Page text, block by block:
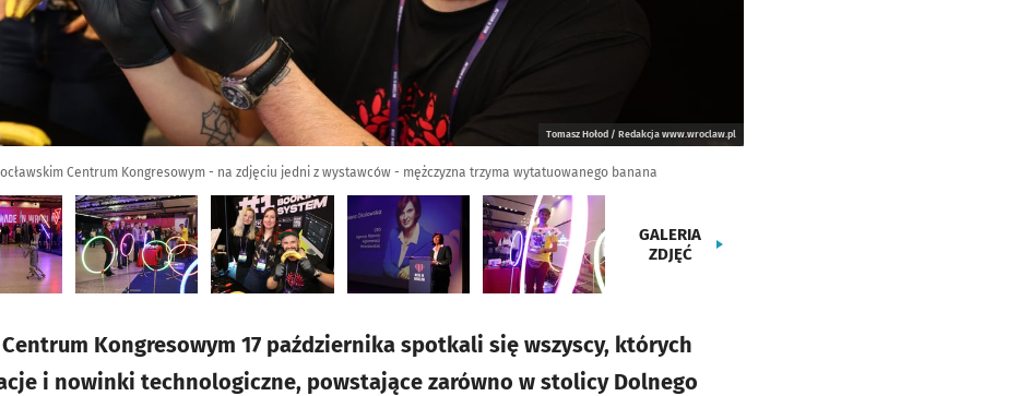
Tomasz Hołod / Redakcja www.wroclaw.pl
Centrum Kongresowym - na zdjęciu jedni z wystawców - mężczyzna trzyma wytatuowanego banana
GALERIA
ZDJĘĆ
Centrum Kongresowym 17 października spotkali się wszyscy, których
i nowinki technologiczne, powstające zarówno w stolicy Dolnego